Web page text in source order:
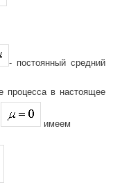
- постоянный средний
процесса в настоящее
имеем